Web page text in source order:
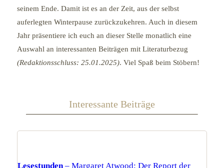
seinem Ende. Damit ist es an der Zeit, aus der selbst
auferlegten Winterpause zurückzukehren. Auch in diesem
Jahr präsentiere ich euch an dieser Stelle monatlich eine
Auswahl an interessanten Beiträgen mit Literaturbezug
(Redaktionsschluss: 25.01.2025). Viel Spaß beim Stöbern!
Interessante Beiträge
Lesestunden– Margaret Atwood: Der Report der